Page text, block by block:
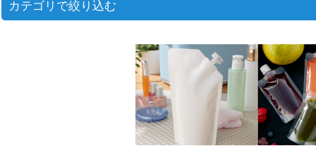
カテゴリで絞り込む
ジャム瓶（ツイストキャップの広口保存瓶） (全商品)